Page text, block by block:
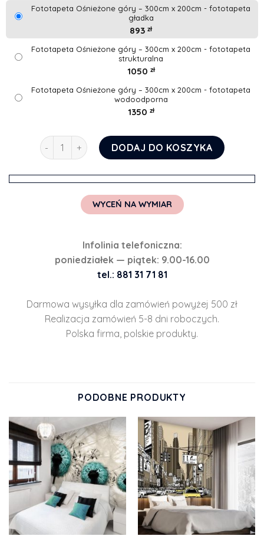
Fototapeta Ośnieżone góry – 300cm x 200cm - fototapeta
gładka
893 zł
Fototapeta Ośnieżone góry – 300cm x 200cm - fototapeta
strukturalna
1050 zł
Fototapeta Ośnieżone góry – 300cm x 200cm - fototapeta
wodoodporna
1350 zł
ilość Fototapeta Ośnieżone góry
DODAJ DO KOSZYKA
WYCEŃ NA WYMIAR
Infolinia telefoniczna:
poniedziałek — piątek: 9.00-16.00
tel.: 881 31 71 81
Darmowa wysyłka dla zamówień powyżej 500 zł
Realizacja zamówień 5-8 dni roboczych.
Polska firma, polskie produkty.
PODOBNE PRODUKTY